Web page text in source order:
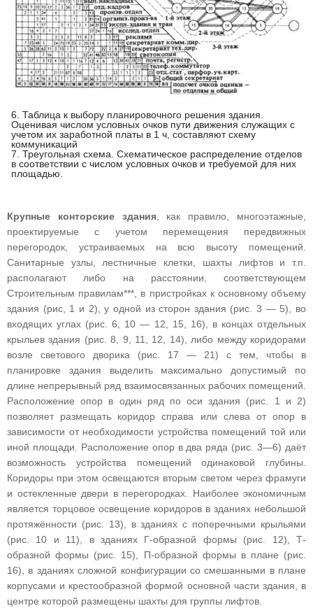
6. Таблица к выбору планировочного решения здания.
Оценивая числом условных очков пути движения служащих с
учетом их заработной платы в 1 ч, составляют схему
коммуникаций
7. Треугольная схема. Схематическое распределение отделов
в соответствии с числом условных очков и требуемой для них
площадью.
Крупные конторские здания, как правило, многоэтажные,
проектируемые с учетом перемещения передвижных
перегородок, устраиваемых на всю высоту помещений.
Санитарные узлы, лестничные клетки, шахты лифтов и т.п.
располагают либо на расстоянии, соответствующем
Строительным правилам***, в пристройках к основному объему
здания (рис, 1 и 2), у одной из сторон здания (рис. 3 — 5), во
входящих углах (рис. 6, 10 — 12, 15, 16), в концах отдельных
крыльев здания (рис. 8, 9, 11, 12, 14), либо между коридорами
возле светового дворика (рис. 17 — 21) с тем, чтобы в
планировке здания выделить максимально допустимый по
длине непрерывный ряд взаимосвязанных рабочих помещений.
Расположение опор в один ряд по оси здания (рис. 1 и 2)
позволяет размещать коридор справа или слева от опор в
зависимости от необходимости устройства помещений той или
иной площади. Расположение опор в два ряда (рис. 3—6) даёт
возможность устройства помещений одинаковой глубины.
Коридоры при этом освещаются вторым светом через фрамуги
и остекленные двери в перегородках. Наиболее экономичным
является торцовое освещение коридоров в зданиях небольшой
протяжённости (рис. 13), в зданиях с поперечными крыльями
(рис. 10 и 11), в зданиях Г-образной формы (рис. 12), Т-
образной формы (рис. 15), П-образной формы в плане (рис.
16), в зданиях сложной конфигурации со смешанными в плане
корпусами и крестообразной формой основной части здания, в
центре которой размещены шахты для группы лифтов.